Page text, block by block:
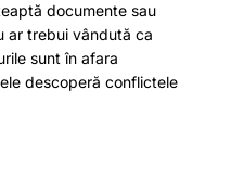
documente sau
ar trebui vândută ca
sunt în afara
descoperă conflictele